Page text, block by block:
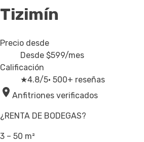
Tizimín
Precio desde
Desde $599/mes
Calificación
★4.8/5· 500+ reseñas
Anfitriones verificados
¿RENTA DE BODEGAS?
3 – 50 m²